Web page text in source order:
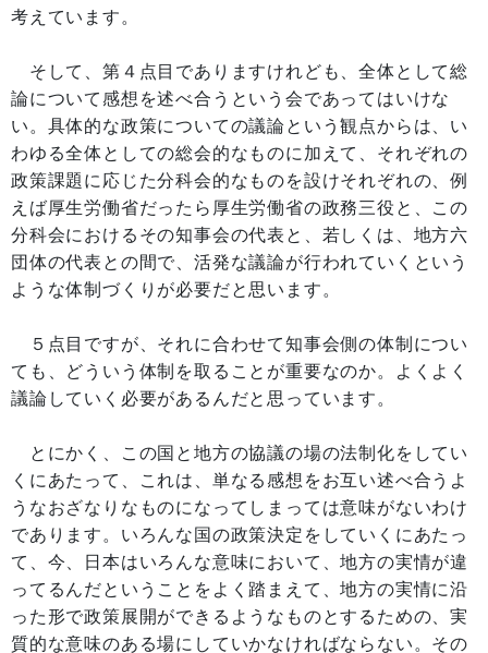
考えています。
そして、第４点目でありますけれども、全体として総
論について感想を述べ合うという会であってはいけな
い。具体的な政策についての議論という観点からは、い
わゆる全体としての総会的なものに加えて、それぞれの
政策課題に応じた分科会的なものを設けそれぞれの、例
えば厚生労働省だったら厚生労働省の政務三役と、この
分科会におけるその知事会の代表と、若しくは、地方六
団体の代表との間で、活発な議論が行われていくという
ような体制づくりが必要だと思います。
５点目ですが、それに合わせて知事会側の体制につい
ても、どういう体制を取ることが重要なのか。よくよく
議論していく必要があるんだと思っています。
とにかく、この国と地方の協議の場の法制化をしてい
くにあたって、これは、単なる感想をお互い述べ合うよ
うなおざなりなものになってしまっては意味がないわけ
であります。いろんな国の政策決定をしていくにあたっ
て、今、日本はいろんな意味において、地方の実情が違
ってるんだということをよく踏まえて、地方の実情に沿
った形で政策展開ができるようなものとするための、実
質的な意味のある場にしていかなければならない。その